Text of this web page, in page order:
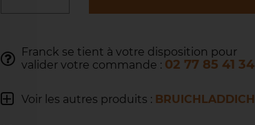
Franck se tient à votre disposition pour
valider votre commande : 02 77 85 41 34
Voir les autres produits : BRUICHLADDICH